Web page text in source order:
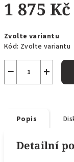
1 875 Kč
cena:
Zvolte variantu
Kód: Zvolte variantu
+
−
Popis
Detailní